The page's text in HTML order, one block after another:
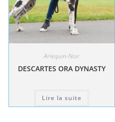
Arlequin-Noir
DESCARTES ORA DYNASTY
Lire la suite